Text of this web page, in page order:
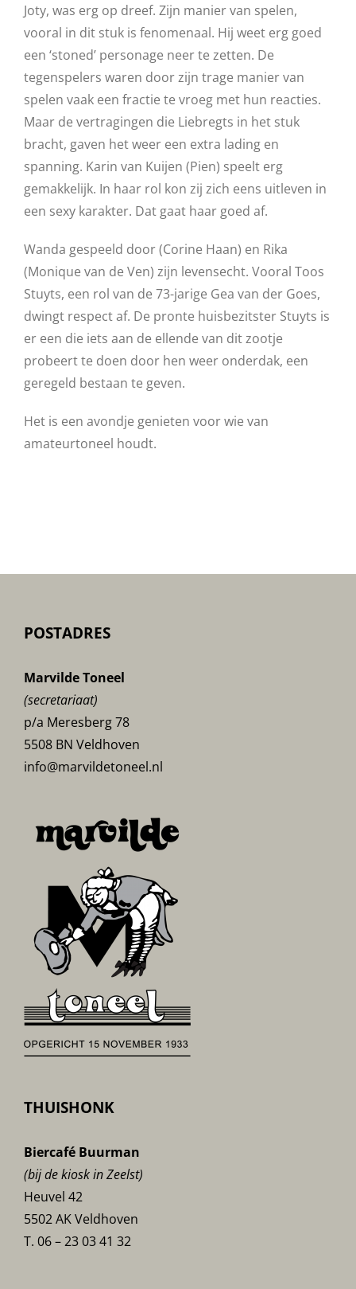
Joty, was erg op dreef. Zijn manier van spelen,
vooral in dit stuk is fenomenaal. Hij weet erg goed
een ‘stoned’ personage neer te zetten. De
tegenspelers waren door zijn trage manier van
spelen vaak een fractie te vroeg met hun reacties.
Maar de vertragingen die Liebregts in het stuk
bracht, gaven het weer een extra lading en
spanning. Karin van Kuijen (Pien) speelt erg
gemakkelijk. In haar rol kon zij zich eens uitleven in
een sexy karakter. Dat gaat haar goed af.
Wanda gespeeld door (Corine Haan) en Rika
(Monique van de Ven) zijn levensecht. Vooral Toos
Stuyts, een rol van de 73-jarige Gea van der Goes,
dwingt respect af. De pronte huisbezitster Stuyts is
er een die iets aan de ellende van dit zootje
probeert te doen door hen weer onderdak, een
geregeld bestaan te geven.
Het is een avondje genieten voor wie van
amateurtoneel houdt.
POSTADRES
Marvilde Toneel
(secretariaat)
p/a Meresberg 78
5508 BN Veldhoven
info@marvildetoneel.nl
THUISHONK
Biercafé Buurman
(bij de kiosk in Zeelst)
Heuvel 42
5502 AK Veldhoven
T. 06 – 23 03 41 32